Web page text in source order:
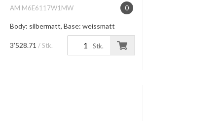
0
AM M6E6117W1MW
Body: silbermatt, Base: weissmatt
stufenlose Höhenverstellung 50-200cm
Lichtwirkung table (wide) /Leistung
Stk.
3’528.71 / Stk.